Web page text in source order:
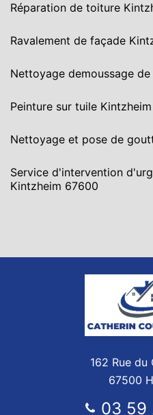
Réparation de toiture
Ravalement de façade
Nettoyage demoussage
Peinture sur tuile Kintzheim
Nettoyage et pose de
Service d'intervention
Kintzheim 67600
162 Rue du
67500
03 59